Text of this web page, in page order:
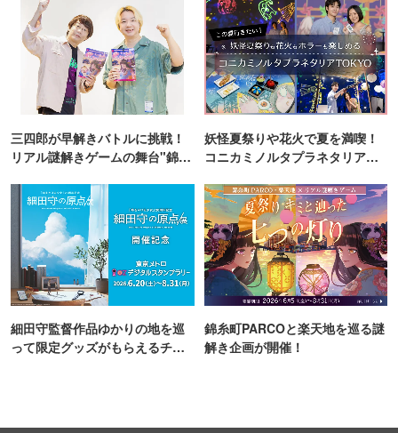
三四郎が早解きバトルに挑戦！
リアル謎解きゲームの舞台"錦糸
妖怪夏祭りや花火で夏を満喫！
コニカミノルタプラネタリア
細田守監督作品ゆかりの地を巡
って限定グッズがもらえるチャ
錦糸町PARCOと楽天地を巡る謎
解き企画が開催！